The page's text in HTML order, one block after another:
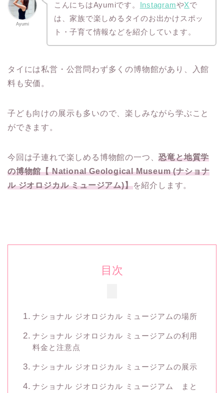
Ayumi
こんにちはAyumiです。 InstagramやXで
は、家族で楽しめるタイのお出かけスポッ
ト・子育て情報などを紹介しています。
タイには私営・公営問わず多くの博物館があり、入館
料も安価。
子ども向けの展示も多いので、楽しみながら学ぶこと
ができます。
今回は子連れで楽しめる博物館の一つ、恐竜と地質学
の博物館【 National Geological Museum (ナショナ
ル ジオロジカル ミュージアム)】を紹介します。
目次
ナショナル ジオロジカル ミュージアムの場所
ナショナル ジオロジカル ミュージアムの利用
料金と注意点
ナショナル ジオロジカル ミュージアムの展示
ナショナル ジオロジカル ミュージアム まと